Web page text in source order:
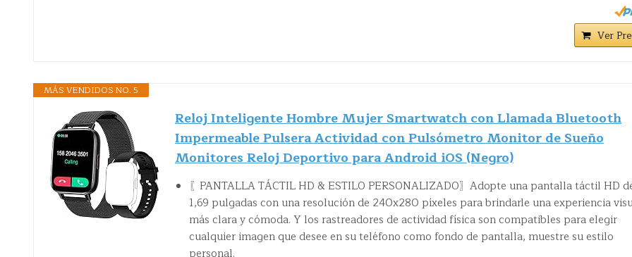
Ver
MÁS VENDIDOS NO. 5
Reloj Inteligente Hombre Mujer Smartwatch con Llamada Bluetooth
Impermeable Pulsera Actividad con Pulsómetro Monitor de Sueño
Monitores Reloj Deportivo para Android iOS (Negro)
〖PANTALLA TÁCTIL HD & ESTILO PERSONALIZADO〗Adopte una pantalla táctil HD
1,69 pulgadas con una resolución de 240x280 píxeles para brindarle una experiencia
más clara y cómoda. Y los rastreadores de actividad física son compatibles para elegir
cualquier imagen que desee en su teléfono como fondo de pantalla, muestre su estilo